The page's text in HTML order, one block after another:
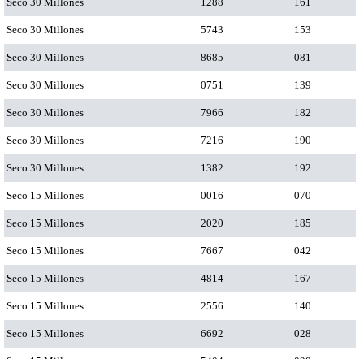
Seco 30 Millones 5743 153
Seco 30 Millones 8685 081
Seco 30 Millones 0751 139
Seco 30 Millones 7966 182
Seco 30 Millones 7216 190
Seco 30 Millones 1382 192
Seco 15 Millones 0016 070
Seco 15 Millones 2020 185
Seco 15 Millones 7667 042
Seco 15 Millones 4814 167
Seco 15 Millones 2556 140
Seco 15 Millones 6692 028